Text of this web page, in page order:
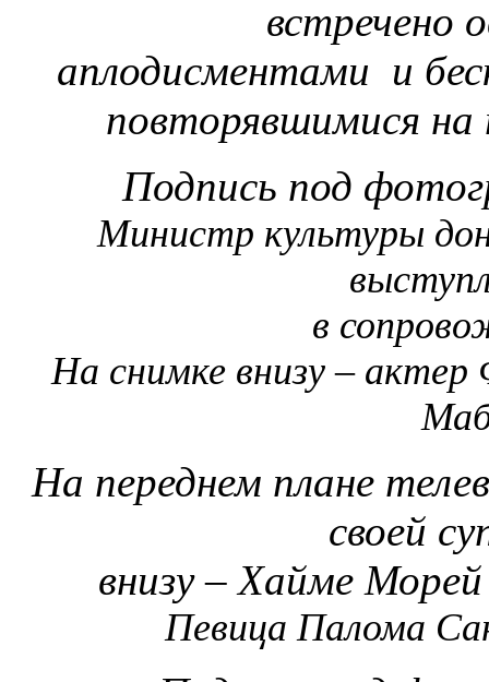
встречено
аплодисментами и
повторявшимися на
Подпись под
Министр культуры
в
На снимке внизу – актер
На переднем плане
своей
внизу – Хайме
Певица Палома